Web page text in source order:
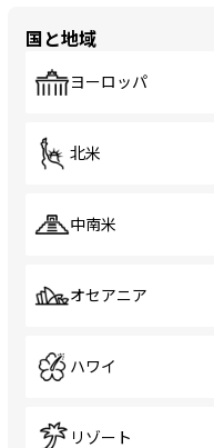
国と地域
ヨーロッパ
北米
中南米
オセアニア
ハワイ
リゾート